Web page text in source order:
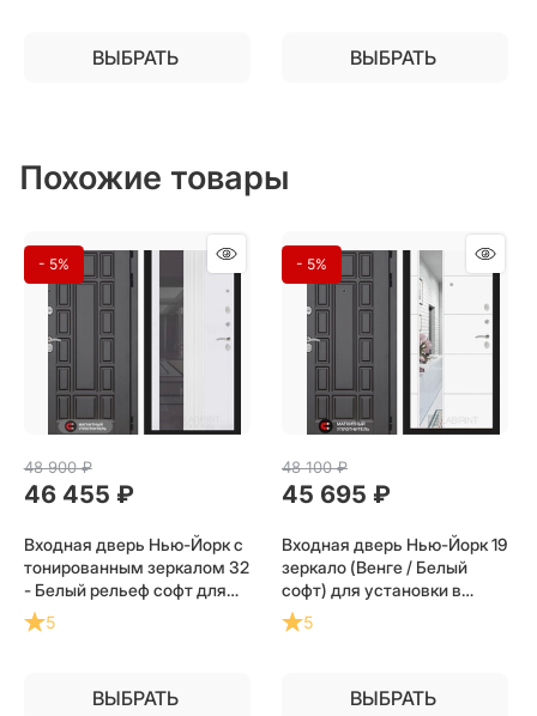
ВЫБРАТЬ ВЫБРАТЬ
Похожие товары
- 5%
48 900 ₽
46 455 ₽
Входная дверь Нью-Йорк с
тонированным зеркалом 32
- Белый рельеф софт для
установки в квартиру
5
ВЫБРАТЬ
- 5%
48 100 ₽
45 695 ₽
Входная дверь Нью-Йорк 19
зеркало (Венге / Белый
софт) для установки в
квартиру
5
ВЫБРАТЬ